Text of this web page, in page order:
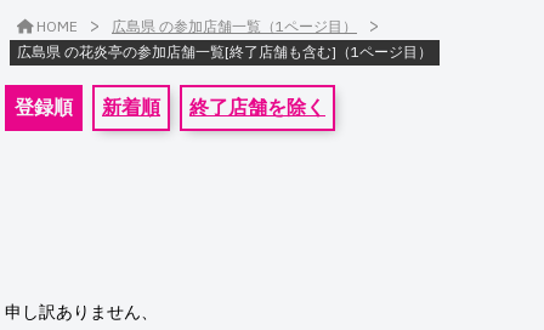
HOME > 広島県 の参加店舗一覧（1ページ目） >
広島県 の花炎亭の参加店舗一覧[終了店舗も含む]（1ページ目）
登録順 新着順 終了店舗を除く
申し訳ありません、